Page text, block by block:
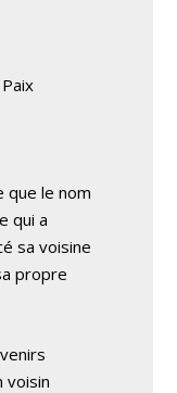
que le nom
qui a
sa voisine
propre
voisin